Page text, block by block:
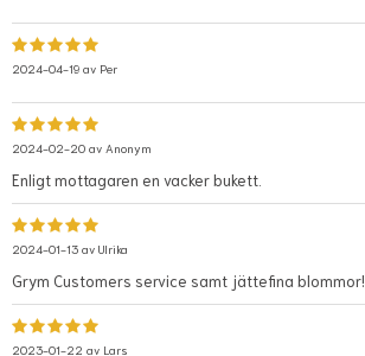
2024-04-19 av Per
2024-02-20 av Anonym
Enligt mottagaren en vacker bukett.
2024-01-13 av Ulrika
Grym Customers service samt jättefina blommor!
2023-01-22 av Lars